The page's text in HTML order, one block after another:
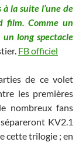
la suite l’une de
film. Comme un
long spectacle
FB officiel
de ce volet
les premières
nombreux fans
KV2.1
cette trilogie ; en